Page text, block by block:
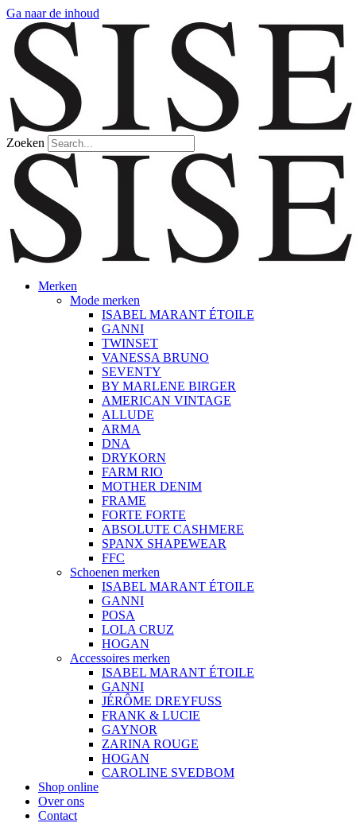
Ga naar de inhoud
Zoeken
Merken
Mode merken
ISABEL MARANT ÉTOILE
GANNI
TWINSET
VANESSA BRUNO
SEVENTY
BY MARLENE BIRGER
AMERICAN VINTAGE
ALLUDE
ARMA
DNA
DRYKORN
FARM RIO
MOTHER DENIM
FRAME
FORTE FORTE
ABSOLUTE CASHMERE
SPANX SHAPEWEAR
FFC
Schoenen merken
ISABEL MARANT ÉTOILE
GANNI
POSA
LOLA CRUZ
HOGAN
Accessoires merken
ISABEL MARANT ÉTOILE
GANNI
JÉRÔME DREYFUSS
FRANK & LUCIE
GAYNOR
ZARINA ROUGE
HOGAN
CAROLINE SVEDBOM
Shop online
Over ons
Contact